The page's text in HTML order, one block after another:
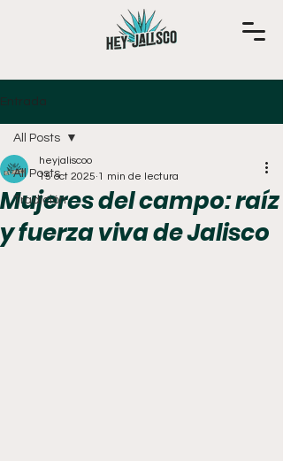
Entrada
All Posts
Tradición
All Posts
Mujeres del campo: raíz
y fuerza viva de Jalisco
heyjaliscoo
15 oct 2025 1 min de lectura